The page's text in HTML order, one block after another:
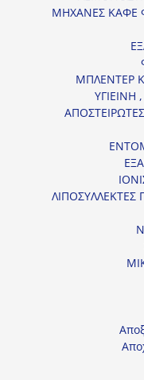
ΜΗΧΑΝΕΣ ΚΑΦΕ
ΜΠΛΕΝΤΕΡ
ΥΓΙΕΙΝΗ
ΛΙΠΟΣΥΛΛΕΚΤΕΣ